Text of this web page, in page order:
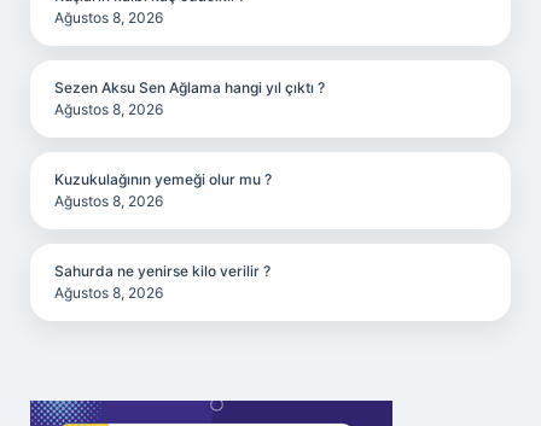
Ağustos 8, 2026
Sezen Aksu Sen Ağlama hangi yıl çıktı ?
Ağustos 8, 2026
Kuzukulağının yemeği olur mu ?
Ağustos 8, 2026
Sahurda ne yenirse kilo verilir ?
Ağustos 8, 2026